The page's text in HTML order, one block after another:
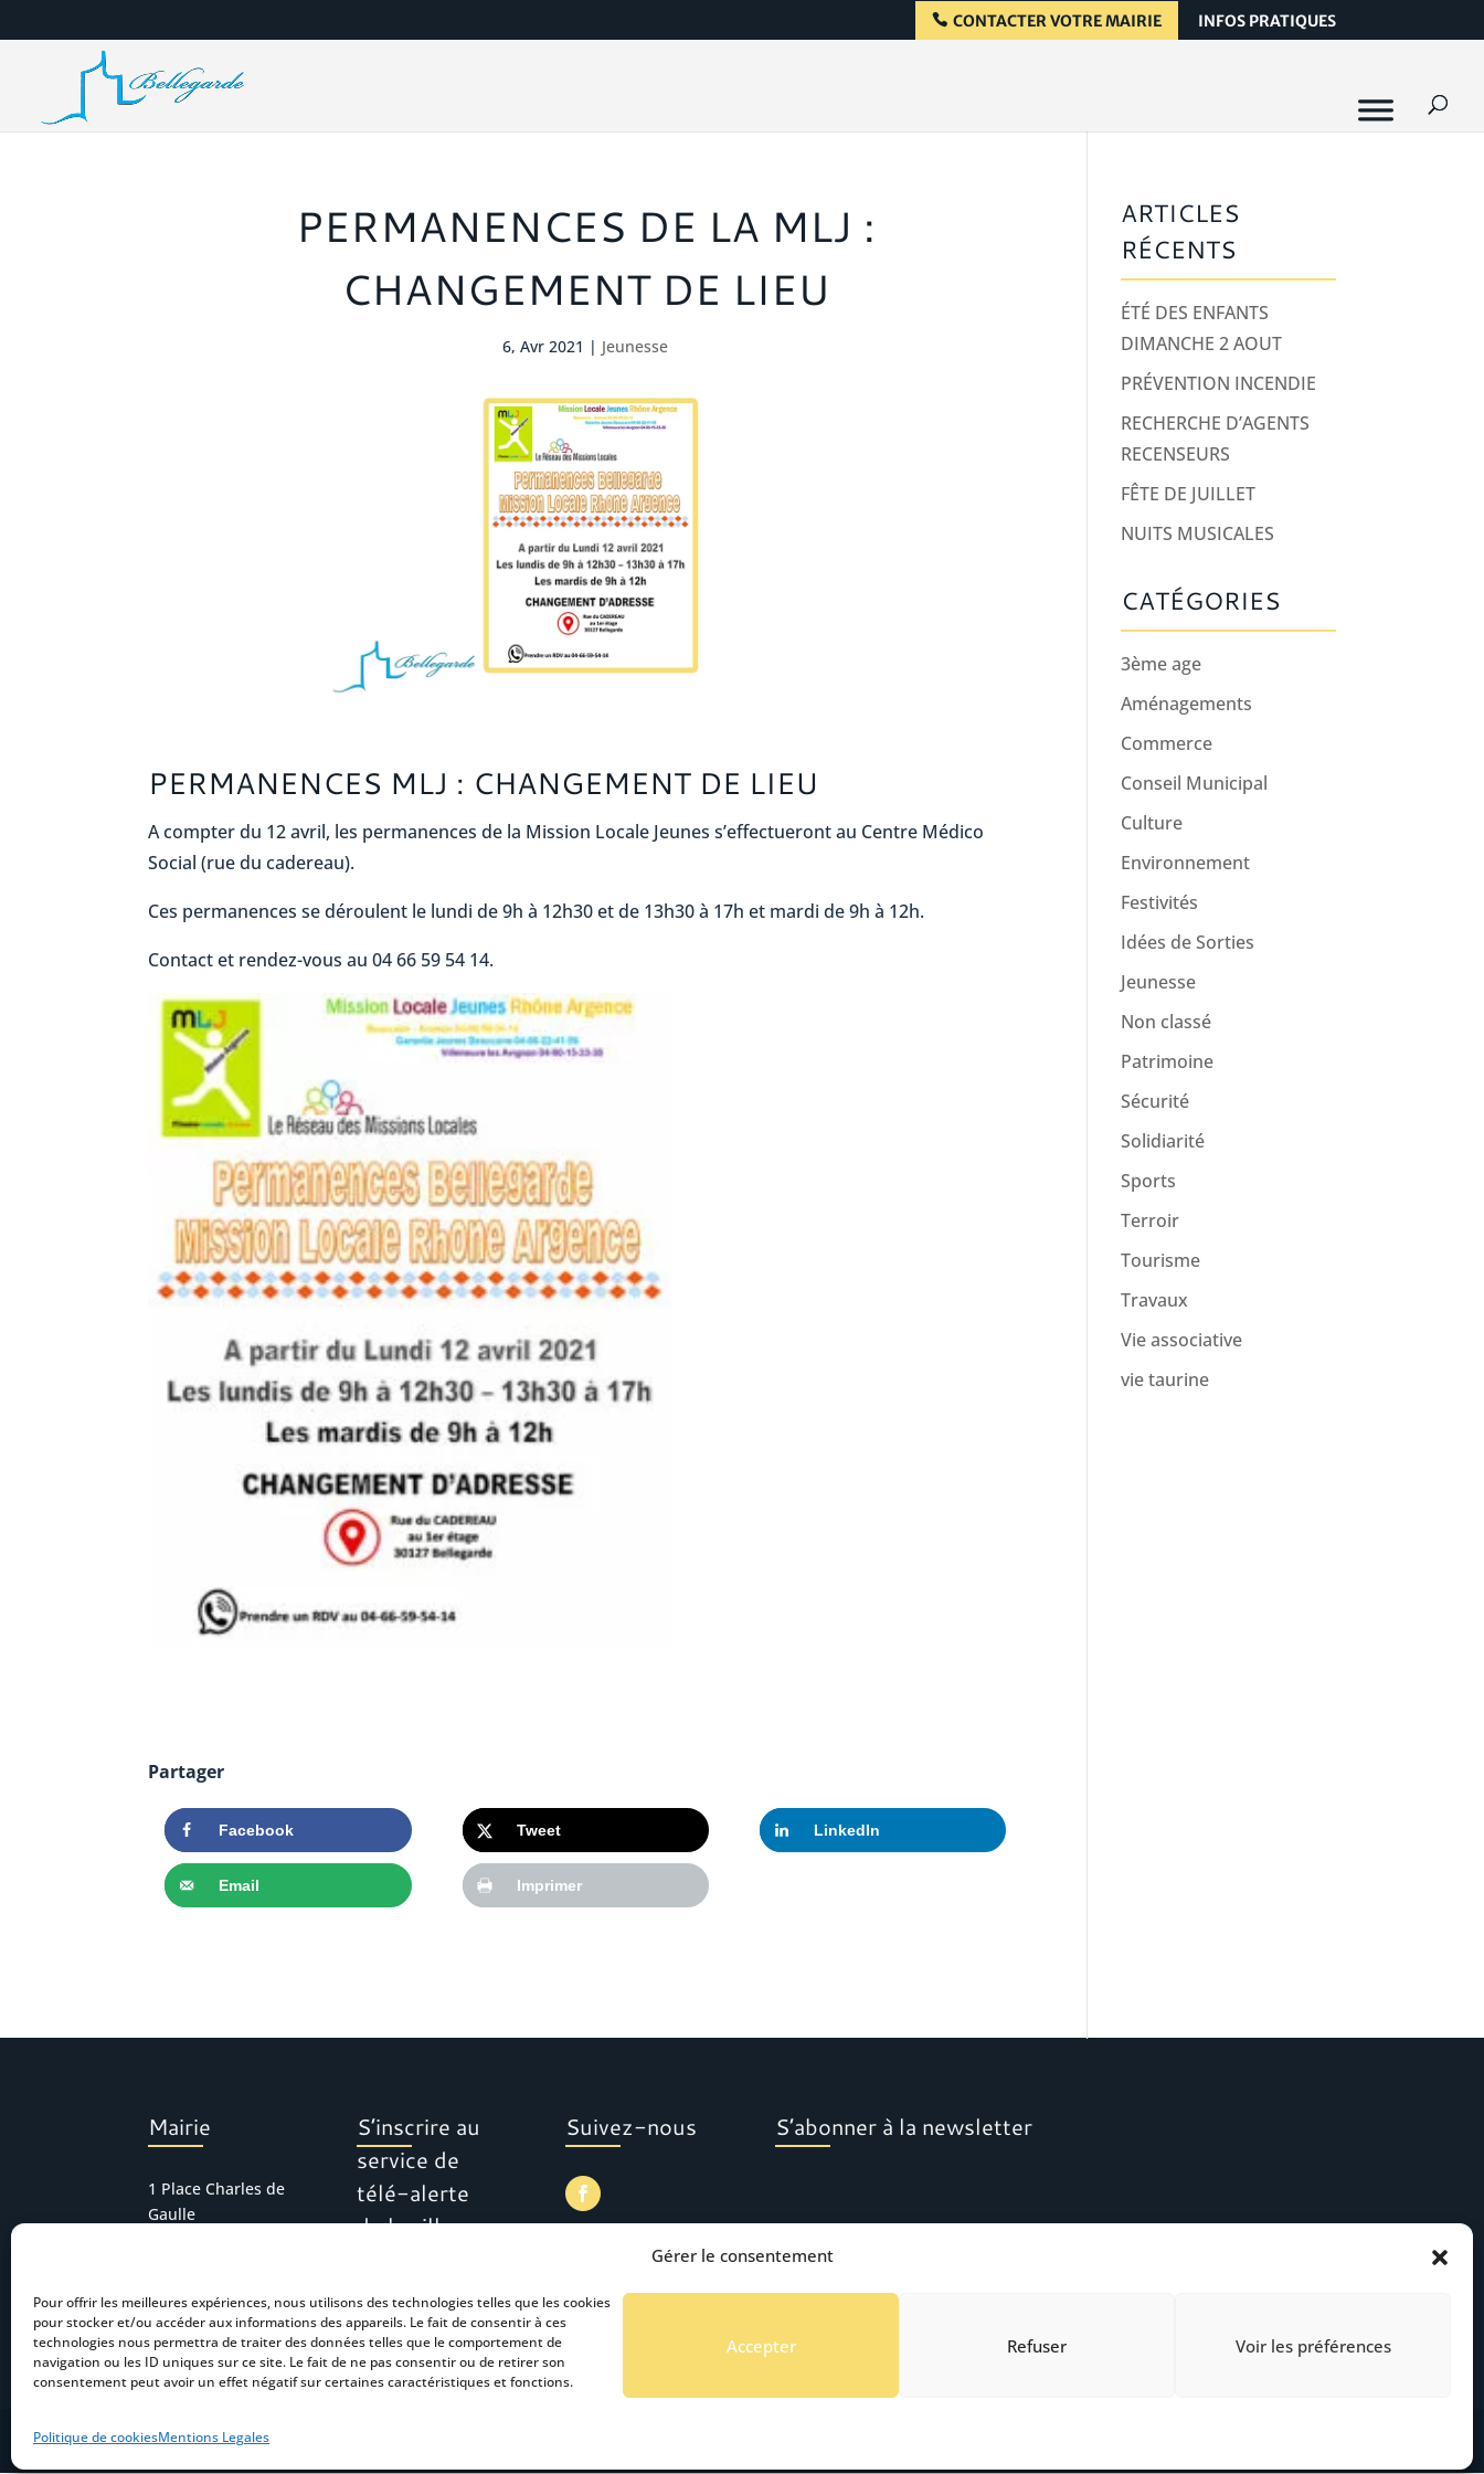
Gérer le consentement
Pour offrir les meilleures expériences, nous utilisons des technologies telles que les cookies
pour stocker et/ou accéder aux informations des appareils. Le fait de consentir à ces
technologies nous permettra de traiter des données telles que le comportement de
navigation ou les ID uniques sur ce site. Le fait de ne pas consentir ou de retirer son
consentement peut avoir un effet négatif sur certaines caractéristiques et fonctions.
Accepter Refuser Voir les préférences
Politique de cookiesMentions Legales
CONTACTER VOTRE MAIRIE INFOS PRATIQUES
PERMANENCES DE LA MLJ :
CHANGEMENT DE LIEU
6, Avr 2021 | Jeunesse
PERMANENCES MLJ : CHANGEMENT DE LIEU
A compter du 12 avril, les permanences de la Mission Locale Jeunes s’effectueront au Centre Médico
Social (rue du cadereau).
Ces permanences se déroulent le lundi de 9h à 12h30 et de 13h30 à 17h et mardi de 9h à 12h.
Contact et rendez-vous au 04 66 59 54 14.
Partager
Facebook Tweet LinkedIn
Email Imprimer
ARTICLES
RÉCENTS
ÉTÉ DES ENFANTS
DIMANCHE 2 AOUT
PRÉVENTION INCENDIE
RECHERCHE D’AGENTS
RECENSEURS
FÊTE DE JUILLET
NUITS MUSICALES
CATÉGORIES
3ème age
Aménagements
Commerce
Conseil Municipal
Culture
Environnement
Festivités
Idées de Sorties
Jeunesse
Non classé
Patrimoine
Sécurité
Solidiarité
Sports
Terroir
Tourisme
Travaux
Vie associative
vie taurine
Mairie
1 Place Charles de
Gaulle
mairie.accueil@bel
legarde.fr
S’inscrire au
service de
télé-alerte
de la ville
Suivez-nous S’abonner à la newsletter
Mentions Légales